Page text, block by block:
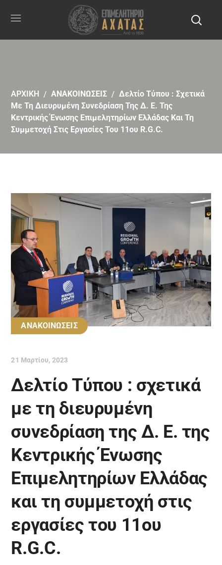
ΑΡΧΙΚΗ ΑΝΑΚΟΙΝΩΣΕΙΣ
Δελτίο Τύπου : Σχετικά
Με Τη Διευρυμένη Συνεδρίαση Της Δ. Ε. Της
Κεντρικής Ένωσης Επιμελητηρίων Ελλάδας Και Τη
Συμμετοχή Στις Εργασίες Του 11ου R.G.C.
ΑΝΑΚΟΙΝΩΣΕΙΣ
21 Μαρτίου, 2023
Δελτίο Τύπου : σχετικά
με τη διευρυμένη
συνεδρίαση της Δ. Ε. της
Κεντρικής Ένωσης
Επιμελητηρίων Ελλάδας
και τη συμμετοχή στις
εργασίες του 11ου
R.G.C.